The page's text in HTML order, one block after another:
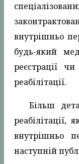
внутрішньо
будь-який
реєстрації
реабілітації.
Більш
внутрішньо
наступній